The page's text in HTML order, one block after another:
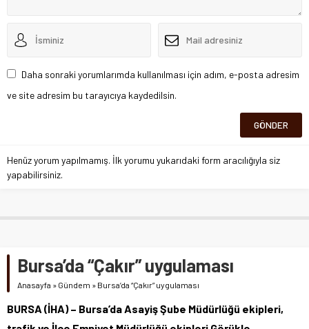
Daha sonraki yorumlarımda kullanılması için adım, e-posta adresim
ve site adresim bu tarayıcıya kaydedilsin.
Henüz yorum yapılmamış. İlk yorumu yukarıdaki form aracılığıyla siz
yapabilirsiniz.
Bursa’da “Çakır” uygulaması
Anasayfa » Gündem » Bursa’da “Çakır” uygulaması
BURSA (İHA) – Bursa’da Asayiş Şube Müdürlüğü ekipleri,